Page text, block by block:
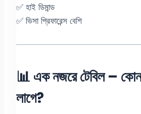
✅ হাই ডিমান্ড
✅ ভিসা প্রিফারেন্স বেশি
📊 এক নজরে টেবিল –
লাগে?